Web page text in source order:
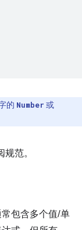
的 Number 或
规范。
包含多个值/单